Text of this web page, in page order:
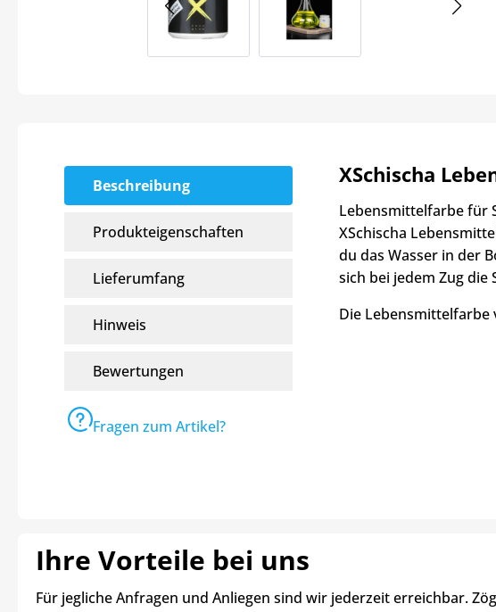
Beschreibung
Produkteigenschaften
Lieferumfang
Hinweis
Bewertungen
Fragen zum Artikel?
XSchischa
Lebensmittelfarbe für
XSchischa
du das Wasser in der
sich bei jedem Zug
Die Lebensmittelfarbe
Ihre Vorteile bei uns
Für jegliche Anfragen und Anliegen sind wir jederzeit erreichbar.